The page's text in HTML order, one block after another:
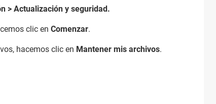
> Actualización y seguridad.
clic en Comenzar.
hacemos clic en Mantener mis archivos.